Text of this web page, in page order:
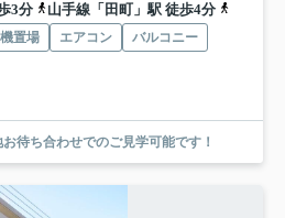
3分
山手線「田町」駅 徒歩4分
置場 エアコン
バルコニー
待ち合わせでのご見学可能です！